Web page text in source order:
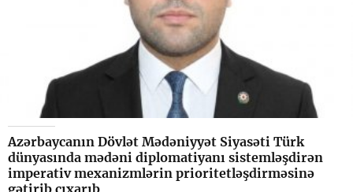
Azərbaycanın Dövlət Mədəniyyət Siyasəti Türk
dünyasında mədəni diplomatiyanı sistemləşdirən
imperativ mexanizmlərin prioritetləşdirməsinə
gətirib çıxarıb